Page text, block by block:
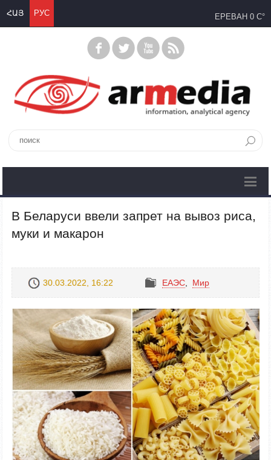
ՀԱՅ РУС ЕРЕВАН 0 C°
В Беларуси ввели запрет на вывоз риса,
муки и макарон
30.03.2022, 16:22 ЕАЭС Mир